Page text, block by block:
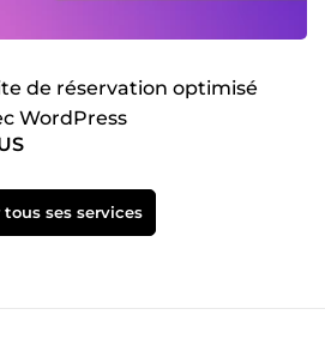
de réservation optimisé
WordPress
tous ses services